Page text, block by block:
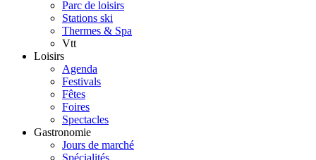
Parc de loisirs
Stations ski
Thermes & Spa
Vtt
Loisirs
Agenda
Festivals
Fêtes
Foires
Spectacles
Gastronomie
Jours de marché